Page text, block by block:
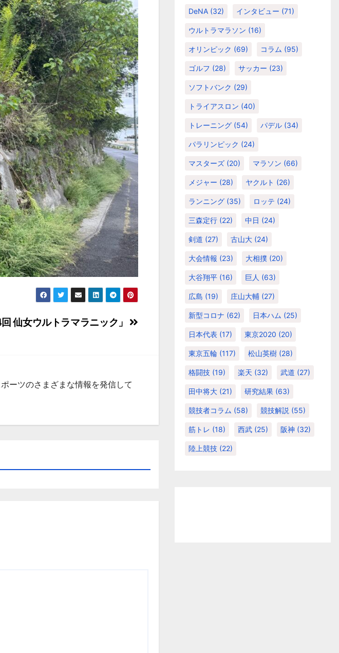
仙女ウルトラマラニック」
ーツのさまざまな情報を発信して
DeNA (32) インタビュー (71)
ウルトラマラソン (16)
オリンピック (69) コラム (95)
ゴルフ (28) サッカー (23)
ソフトバンク (29)
トライアスロン (40)
トレーニング (54) パデル (34)
パラリンピック (24)
マスターズ (20) マラソン (66)
メジャー (28) ヤクルト (26)
ランニング (35) ロッテ (24)
三森定行 (22) 中日 (24)
剣道 (27) 古山大 (24)
大会情報 (23) 大相撲 (20)
大谷翔平 (16) 巨人 (63)
広島 (19) 庄山大輔 (27)
新型コロナ (62) 日本ハム (25)
日本代表 (17) 東京2020 (20)
東京五輪 (117) 松山英樹 (28)
格闘技 (19) 楽天 (32) 武道 (27)
田中将大 (21) 研究結果 (63)
競技者コラム (58) 競技解説 (55)
筋トレ (18) 西武 (25) 阪神 (32)
陸上競技 (22)